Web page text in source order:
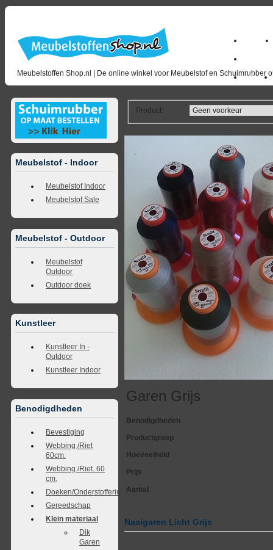
Meubelstoffen Shop.nl | De online winkel voor Meubelstof en Schuimrubber
Home
Outlet
Meubelstof - Indoor
Meubelstof Indoor
Meubelstof Sale
Meubelstof - Outdoor
Meubelstof
Outdoor
Outdoor doek
Kunstleer
Kunstleer In -
Outdoor
Kunstleer Indoor
Benodigdheden
Bevestiging
Webbing /Riet
60cm.
Webbing /Riet. 60
cm.
Doeken/Onderstoffering
Gereedschap
Klein materiaal
Dik
Garen
Product:
Garen Grijs
Benodigdheden
Productgroep
Hoeveelheid
Prijs
Aantal
Naaigaren Licht Grijs